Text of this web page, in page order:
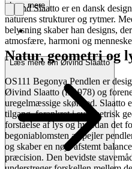
Læs mere
Øivind Slaatto er en dansk
naturens strukturer og rytmer.
belysning skaber han designs,
atmosfære, harmoni og
Læs mere om Øivind Slaatto
Natur, geometri og
OS111 Begonya Pendlen er
Øivind Slaatto (f. 1978) og
uregelmæssige skønhed. Slaatto
tilgang, forankret i symmetrisk
forståelse af lys og hvordan det
begoniablomsten afspejler
og skaber en nøje afstemt
præcision. Den bevidste